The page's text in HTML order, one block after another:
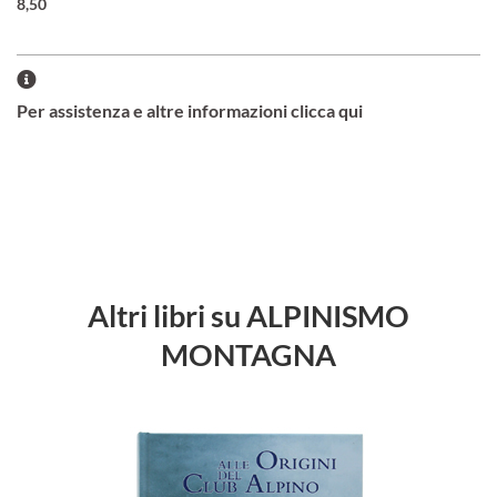
8,50
Per assistenza e altre informazioni clicca qui
Altri libri su ALPINISMO
MONTAGNA